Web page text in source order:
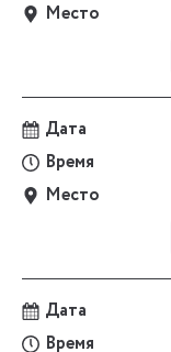
Место
Дата
Время
Место
Дата
Время